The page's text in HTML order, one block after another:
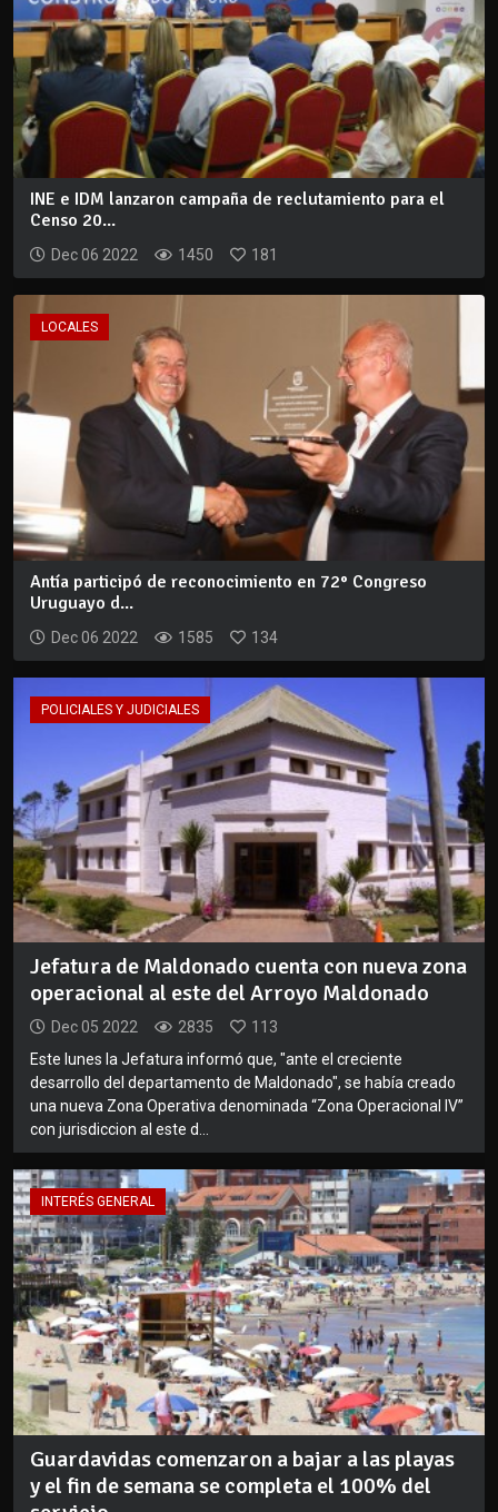
INE e IDM lanzaron campaña de reclutamiento para el
Censo 20...
Dec 06 2022 1450 181
LOCALES
Antía participó de reconocimiento en 72° Congreso
Uruguayo d...
Dec 06 2022 1585 134
POLICIALES Y JUDICIALES
Jefatura de Maldonado cuenta con nueva zona
operacional al este del Arroyo Maldonado
Dec 05 2022 2835
113
Este lunes la Jefatura informó que, "ante el creciente
desarrollo del departamento de Maldonado", se había creado
una nueva Zona Operativa denominada “Zona Operacional IV”
con jurisdiccion al este d...
INTERÉS GENERAL
Guardavidas comenzaron a bajar a las playas
y el fin de semana se completa el 100% del